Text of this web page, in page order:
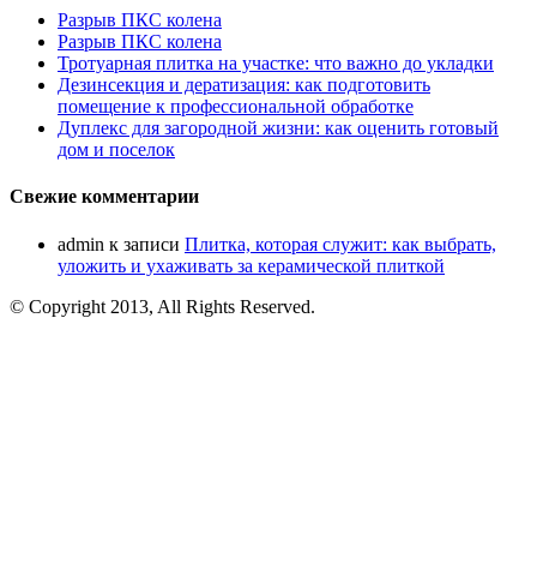
Разрыв ПКС колена
Разрыв ПКС колена
Тротуарная плитка на участке: что важно до укладки
Дезинсекция и дератизация: как подготовить
помещение к профессиональной обработке
Дуплекс для загородной жизни: как оценить готовый
дом и поселок
Свежие комментарии
admin к записи Плитка, которая служит: как выбрать,
уложить и ухаживать за керамической плиткой
© Copyright 2013, All Rights Reserved.